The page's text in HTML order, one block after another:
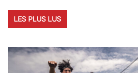
LES PLUS LUS